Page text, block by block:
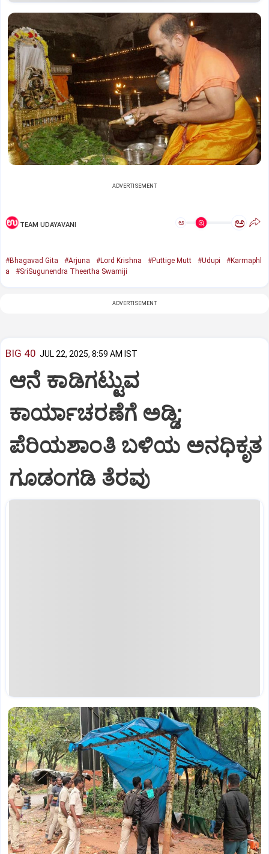
ADVERTISEMENT
TEAM UDAYAVANI ಅ ಅ
#Bhagavad Gita #Arjuna #Lord Krishna #Puttige Mutt #Udupi
#Karmaphl
a
#SriSugunendra Theertha Swamiji
ADVERTISEMENT
BIG 40 JUL 22, 2025, 8:59 AM IST
ಆನೆ ಕಾಡಿಗಟ್ಟುವ
ಕಾರ್ಯಾಚರಣೆಗೆ ಅಡ್ಡಿ;
ಪೆರಿಯಶಾಂತಿ ಬಳಿಯ ಅನಧಿಕೃತ
ಗೂಡಂಗಡಿ ತೆರವು